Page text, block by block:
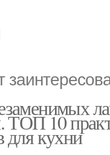
ТОП 10
для кухни